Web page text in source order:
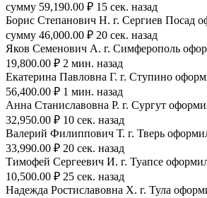
сумму 59,190.00 ₽ 15 сек. назад
Борис Степанович Н. г. Сергиев Посад
сумму 46,000.00 ₽ 20 сек. назад
Яков Семенович А. г. Симферополь
19,800.00 ₽ 2 мин. назад
Екатерина Павловна Г. г. Ступино
56,400.00 ₽ 1 мин. назад
Анна Станиславовна Р. г. Сургут
32,950.00 ₽ 10 сек. назад
Валерий Филиппович Т. г. Тверь
33,990.00 ₽ 20 сек. назад
Тимофей Сергеевич И. г. Туапсе
10,500.00 ₽ 25 сек. назад
Надежда Ростиславовна Х. г. Тула